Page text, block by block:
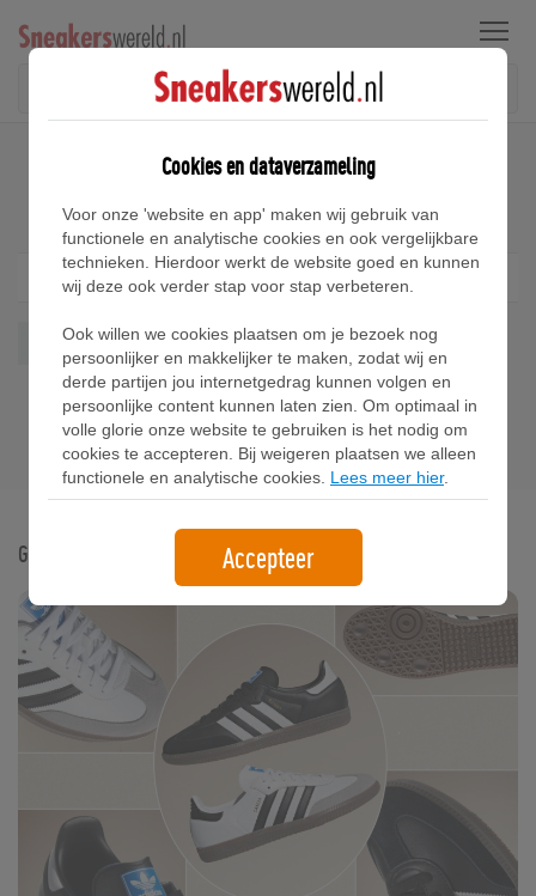
Menu
Adidas POD S3.1 Sneakers
Pod S31 Wis alles
Gerelateerde artikelen
Cookies en dataverzameling
Voor onze 'website en app' maken wij gebruik van
functionele en analytische cookies en ook vergelijkbare
technieken. Hierdoor werkt de website goed en kunnen
wij deze ook verder stap voor stap verbeteren.
Ook willen we cookies plaatsen om je bezoek nog
persoonlijker en makkelijker te maken, zodat wij en
derde partijen jou internetgedrag kunnen volgen en
persoonlijke content kunnen laten zien. Om optimaal in
volle glorie onze website te gebruiken is het nodig om
cookies te accepteren. Bij weigeren plaatsen we alleen
functionele en analytische cookies. Lees meer hier.
Accepteer